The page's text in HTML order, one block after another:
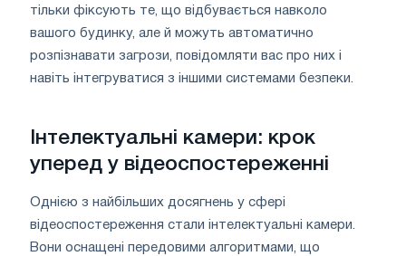
тільки фіксують те, що відбувається навколо
вашого будинку, але й можуть автоматично
розпізнавати загрози, повідомляти вас про них і
навіть інтегруватися з іншими системами безпеки.
Інтелектуальні камери: крок
уперед у відеоспостереженні
Однією з найбільших досягнень у сфері
відеоспостереження стали інтелектуальні камери.
Вони оснащені передовими алгоритмами, що